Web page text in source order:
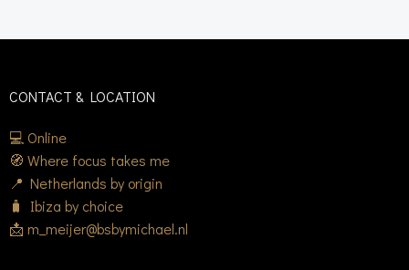
CONTACT & LOCATION
💻 Online
🧭 Where focus takes me
📍 Netherlands by origin
🧳 Ibiza by choice
📩 m_meijer@bsbymichael.nl